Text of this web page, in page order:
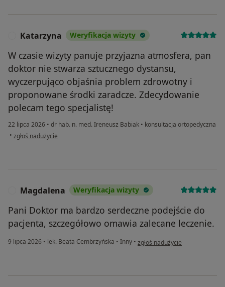
Katarzyna Weryfikacja wizyty
W czasie wizyty panuje przyjazna atmosfera, pan
doktor nie stwarza sztucznego dystansu,
wyczerpująco objaśnia problem zdrowotny i
proponowane środki zaradcze. Zdecydowanie
polecam tego specjalistę!
22 lipca 2026 • dr hab. n. med. Ireneusz Babiak • konsultacja ortopedyczna
• w opinii użytkownika Katarzyna
zgłoś nadużycie
Magdalena Weryfikacja wizyty
Pani Doktor ma bardzo serdeczne podejście do
pacjenta, szczegółowo omawia zalecane leczenie.
9 lipca 2026 • lek. Beata Cembrzyńska • Inny • w opinii użytkownika
zgłoś nadużycie